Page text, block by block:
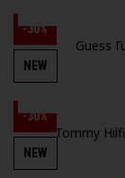
-30%
NEW
Guess
-30%
NEW
Tommy